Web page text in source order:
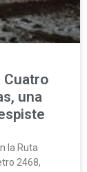
Cuatro
una
la Ruta
2468,